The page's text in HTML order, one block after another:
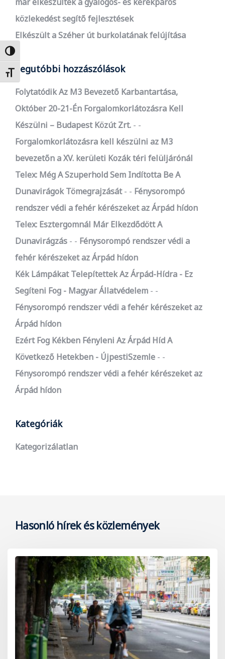
Nagy kontraszt váltása
Betűméret váltása
már elkészültek a gyalogos- és kerékpáros
közlekedést segítő fejlesztések
Elkészült a Széher út burkolatának felújítása
Legutóbbi hozzászólások
Folytatódik Az M3 Bevezető Karbantartása,
Október 20-21-Én Forgalomkorlátozásra Kell
Készülni – Budapest Közút Zrt.
-
Forgalomkorlátozásra kell készülni az M3
bevezetőn a XV. kerületi Kozák téri felüljárónál
Telex: Még A Szuperhold Sem Indította Be A
Dunavirágok Tömegrajzását
- Fénysorompó
rendszer védi a fehér kérészeket az Árpád hídon
Telex: Esztergomnál Már Elkezdődött A
Dunavirágzás
- Fénysorompó rendszer védi a
fehér kérészeket az Árpád hídon
Kék Lámpákat Telepítettek Az Árpád-Hídra - Ez
Segíteni Fog - Magyar Állatvédelem
-
Fénysorompó rendszer védi a fehér kérészeket az
Árpád hídon
Ezért Fog Kékben Fényleni Az Árpád Híd A
Következő Hetekben - ÚjpestiSzemle
-
Fénysorompó rendszer védi a fehér kérészeket az
Árpád hídon
Kategóriák
Kategorizálatlan
Hasonló hírek és közlemények